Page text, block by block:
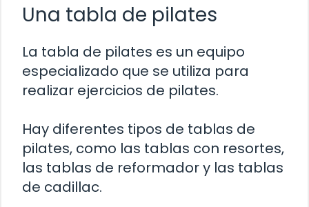
Una tabla de pilates
La tabla de pilates es un equipo
especializado que se utiliza para
realizar ejercicios de pilates.
Hay diferentes tipos de tablas de
pilates, como las tablas con resortes,
las tablas de reformador y las tablas
de cadillac.